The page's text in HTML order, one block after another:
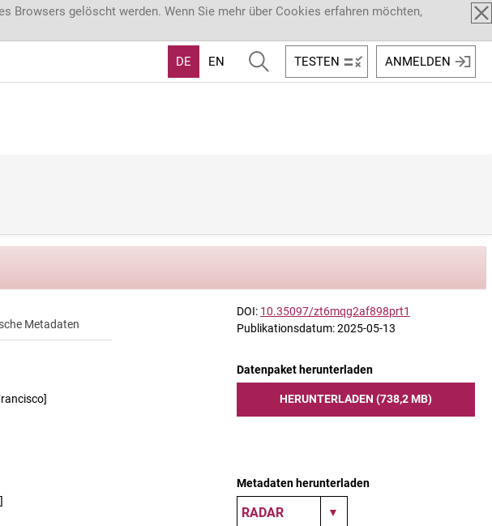
gelöscht werden. Wenn Sie mehr über Cookies erfahren möchten,
DE EN TESTEN ANMELDEN
Metadaten
DOI: 10.35097/zt6mqg2af898prt1
Publikationsdatum: 2025-05-13
Datenpaket herunterladen
HERUNTERLADEN (738,2 MB)
Metadaten herunterladen